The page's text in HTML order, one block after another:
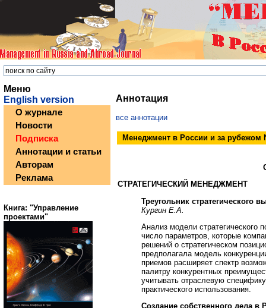
Меню
English version
О журнале
Новости
Подписка
Аннотации и статьи
Авторам
Реклама
Книга: "Управление
проектами"
Аннотация
все аннотации
Менеджмент в России и за рубежом
СТРАТЕГИЧЕСКИЙ МЕНЕДЖМЕНТ
Треугольник стратегического
Кургин Е.А.
Анализ модели стратегического
число параметров, которые
решений о стратегическом
предполагала модель
приемов расширяет спектр
палитру конкурентных
учитывать отраслевую
практического использования.
Создание собственного дела в